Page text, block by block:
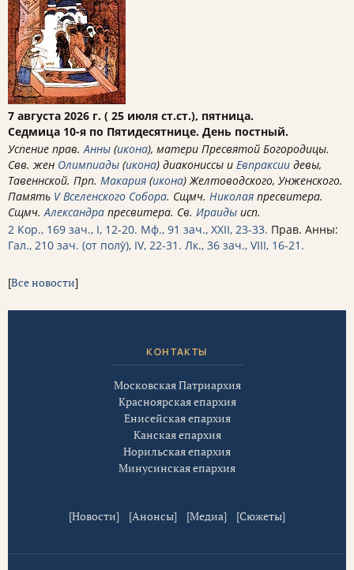
7 августа 2026 г. ( 25 июля ст.ст.), пятница.
Седмица 10-я по Пятидесятнице. День постный.
Успение прав.Анны (икона), матери Пресвятой Богородицы.
Свв. жен Олимпиады (икона) диакониссы и Евпраксии девы,
Тавеннской. Прп. Макария (икона) Желтоводского, Унженского.
Память V Вселенского Собора. Сщмч. Николая пресвитера.
Сщмч.Александра пресвитера. Св. Ираиды исп.
2 Кор., 169 зач., I, 12-20. Мф., 91 зач., XXII, 23-33. Прав. Анны:
Гал., 210 зач. (от полу́), IV, 22-31. Лк., 36 зач., VIII, 16-21.
[Все новости]
КОНТАКТЫ
Московская Патриархия
Красноярская епархия
Енисейская епархия
Канская епархия
Норильская епархия
Минусинская епархия
[Новости] [Анонсы] [Медиа] [Сюжеты]